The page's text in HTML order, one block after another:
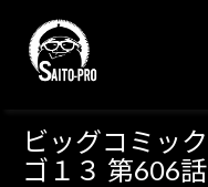
ビッグコミッ
ゴ１３ 第606